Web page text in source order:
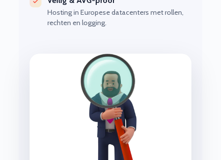
Hosting in Europese datacenters met rollen,
rechten en logging.